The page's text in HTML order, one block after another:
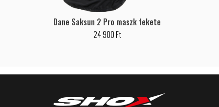
Dane Saksun 2 Pro maszk fekete
24 900 Ft